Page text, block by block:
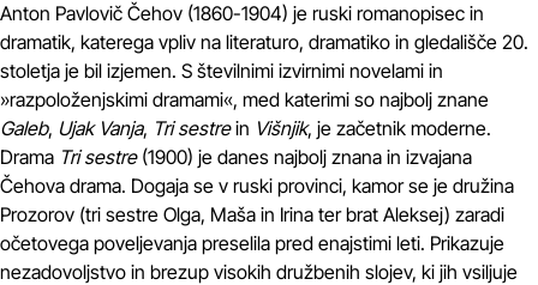
Anton Pavlovič Čehov (1860-1904) je ruski romanopisec in
dramatik, katerega vpliv na literaturo, dramatiko in gledališče 20.
stoletja je bil izjemen. S številnimi izvirnimi novelami in
»razpoloženjskimi dramami«, med katerimi so najbolj znane
Galeb, Ujak Vanja, Tri sestrein Višnjik, je začetnik moderne.
Drama Tri sestre(1900) je danes najbolj znana in izvajana
Čehova drama. Dogaja se v ruski provinci, kamor se je družina
Prozorov (tri sestre Olga, Maša in Irina ter brat Aleksej) zaradi
očetovega poveljevanja preselila pred enajstimi leti. Prikazuje
nezadovoljstvo in brezup visokih družbenih slojev, ki jih vsiljuje